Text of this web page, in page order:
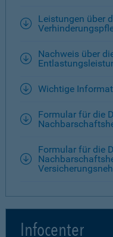
Leistungen über
Nachweis über
Wichtige
Formular für die
Formular für die
Infocenter